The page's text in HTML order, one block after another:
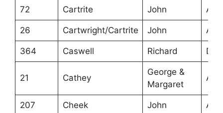
72 Cartrite John
26 Cartwright/Cartrite John
364 Caswell Richard
21 Cathey
George &
Margaret
207 Cheek John